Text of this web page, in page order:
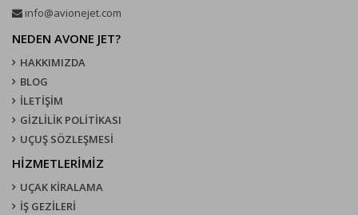
info@avionejet.com
NEDEN AVONE JET?
HAKKIMIZDA
BLOG
İLETİŞİM
GİZLİLİK POLİTİKASI
UÇUŞ SÖZLEŞMESI
HİZMETLERİMİZ
UÇAK KIRALAMA
İŞ GEZİLERİ